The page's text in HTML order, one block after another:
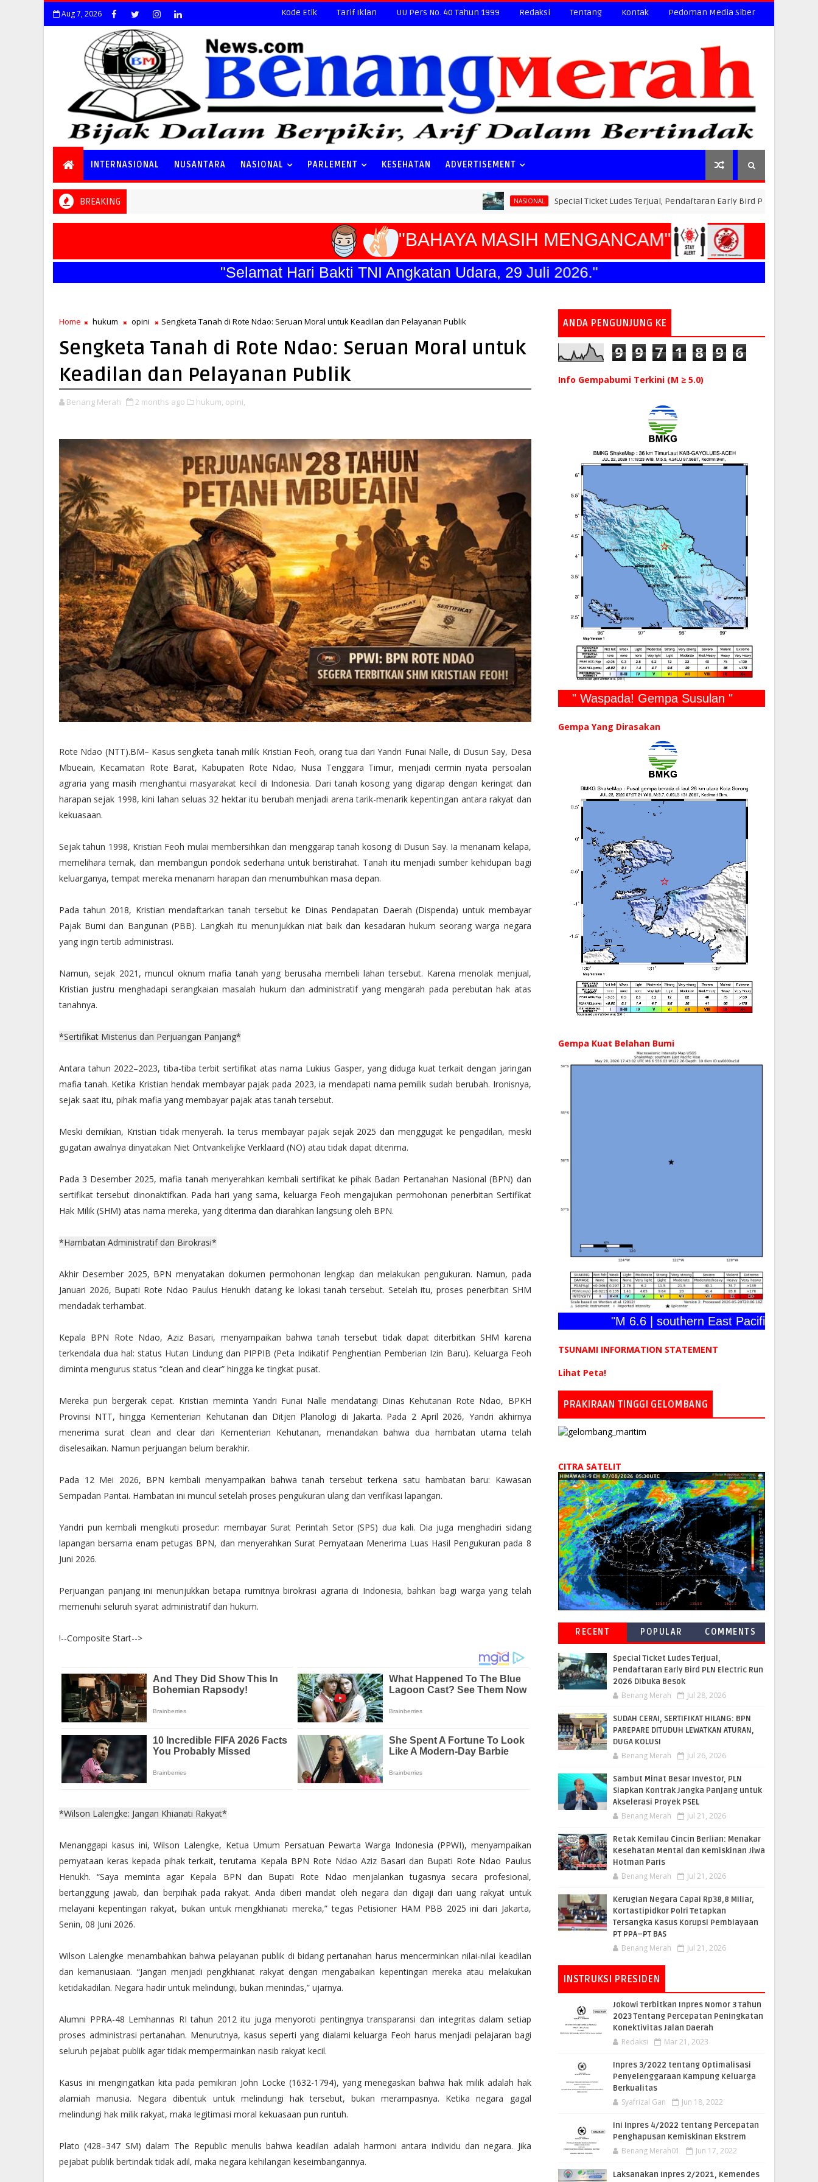
Aug 7, 2026 Kode Etik Tarif Iklan UU Pers No. 40 Tahun 1999 Redaksi Tentang Kontak Pedoman Media Siber
INTERNASIONAL NUSANTARA NASIONAL PARLEMENT KESEHATAN ADVERTISEMENT
BREAKING NASIONAL Special Ticket Ludes Terjual, Pendaftaran Early Bird PLN Electric Run 2026
"BAHAYA MASIH MENGANCAM"
"Selamat Hari Bakti TNI Angkatan Udara, 29 Juli 2026."
Home hukum opini Sengketa Tanah di Rote Ndao: Seruan Moral untuk Keadilan dan Pelayanan Publik
Sengketa Tanah di Rote Ndao: Seruan Moral untuk
Keadilan dan Pelayanan Publik
Benang Merah 2 months ago hukum, opini,
Rote Ndao (NTT).BM– Kasus sengketa tanah milik Kristian Feoh, orang tua dari Yandri Funai Nalle, di Dusun Say, Desa
Mbueain, Kecamatan Rote Barat, Kabupaten Rote Ndao, Nusa Tenggara Timur, menjadi cermin nyata persoalan
agraria yang masih menghantui masyarakat kecil di Indonesia. Dari tanah kosong yang digarap dengan keringat dan
harapan sejak 1998, kini lahan seluas 32 hektar itu berubah menjadi arena tarik-menarik kepentingan antara rakyat dan
kekuasaan.
Sejak tahun 1998, Kristian Feoh mulai membersihkan dan menggarap tanah kosong di Dusun Say. Ia menanam kelapa,
memelihara ternak, dan membangun pondok sederhana untuk beristirahat. Tanah itu menjadi sumber kehidupan bagi
keluarganya, tempat mereka menanam harapan dan menumbuhkan masa depan.
Pada tahun 2018, Kristian mendaftarkan tanah tersebut ke Dinas Pendapatan Daerah (Dispenda) untuk membayar
Pajak Bumi dan Bangunan (PBB). Langkah itu menunjukkan niat baik dan kesadaran hukum seorang warga negara
yang ingin tertib administrasi.
Namun, sejak 2021, muncul oknum mafia tanah yang berusaha membeli lahan tersebut. Karena menolak menjual,
Kristian justru menghadapi serangkaian masalah hukum dan administratif yang mengarah pada perebutan hak atas
tanahnya.
*Sertifikat Misterius dan Perjuangan Panjang*
Antara tahun 2022–2023, tiba-tiba terbit sertifikat atas nama Lukius Gasper, yang diduga kuat terkait dengan jaringan
mafia tanah. Ketika Kristian hendak membayar pajak pada 2023, ia mendapati nama pemilik sudah berubah. Ironisnya,
sejak saat itu, pihak mafia yang membayar pajak atas tanah tersebut.
Meski demikian, Kristian tidak menyerah. Ia terus membayar pajak sejak 2025 dan menggugat ke pengadilan, meski
gugatan awalnya dinyatakan Niet Ontvankelijke Verklaard (NO) atau tidak dapat diterima.
Pada 3 Desember 2025, mafia tanah menyerahkan kembali sertifikat ke pihak Badan Pertanahan Nasional (BPN) dan
sertifikat tersebut dinonaktifkan. Pada hari yang sama, keluarga Feoh mengajukan permohonan penerbitan Sertifikat
Hak Milik (SHM) atas nama mereka, yang diterima dan diarahkan langsung oleh BPN.
*Hambatan Administratif dan Birokrasi*
Akhir Desember 2025, BPN menyatakan dokumen permohonan lengkap dan melakukan pengukuran. Namun, pada
Januari 2026, Bupati Rote Ndao Paulus Henukh datang ke lokasi tanah tersebut. Setelah itu, proses penerbitan SHM
mendadak terhambat.
Kepala BPN Rote Ndao, Aziz Basari, menyampaikan bahwa tanah tersebut tidak dapat diterbitkan SHM karena
terkendala dua hal: status Hutan Lindung dan PIPPIB (Peta Indikatif Penghentian Pemberian Izin Baru). Keluarga Feoh
diminta mengurus status “clean and clear” hingga ke tingkat pusat.
Mereka pun bergerak cepat. Kristian meminta Yandri Funai Nalle mendatangi Dinas Kehutanan Rote Ndao, BPKH
Provinsi NTT, hingga Kementerian Kehutanan dan Ditjen Planologi di Jakarta. Pada 2 April 2026, Yandri akhirnya
menerima surat clean and clear dari Kementerian Kehutanan, menandakan bahwa dua hambatan utama telah
diselesaikan. Namun perjuangan belum berakhir.
Pada 12 Mei 2026, BPN kembali menyampaikan bahwa tanah tersebut terkena satu hambatan baru: Kawasan
Sempadan Pantai. Hambatan ini muncul setelah proses pengukuran ulang dan verifikasi lapangan.
Yandri pun kembali mengikuti prosedur: membayar Surat Perintah Setor (SPS) dua kali. Dia juga menghadiri sidang
lapangan bersama enam petugas BPN, dan menyerahkan Surat Pernyataan Menerima Luas Hasil Pengukuran pada 8
Juni 2026.
Perjuangan panjang ini menunjukkan betapa rumitnya birokrasi agraria di Indonesia, bahkan bagi warga yang telah
memenuhi seluruh syarat administratif dan hukum.
!--Composite Start-->
*Wilson Lalengke: Jangan Khianati Rakyat*
Menanggapi kasus ini, Wilson Lalengke, Ketua Umum Persatuan Pewarta Warga Indonesia (PPWI), menyampaikan
pernyataan keras kepada pihak terkait, terutama Kepala BPN Rote Ndao Aziz Basari dan Bupati Rote Ndao Paulus
Henukh. “Saya meminta agar Kepala BPN dan Bupati Rote Ndao menjalankan tugasnya secara profesional,
bertanggung jawab, dan berpihak pada rakyat. Anda diberi mandat oleh negara dan digaji dari uang rakyat untuk
melayani kepentingan rakyat, bukan untuk mengkhianati mereka,” tegas Petisioner HAM PBB 2025 ini dari Jakarta,
Senin, 08 Juni 2026.
Wilson Lalengke menambahkan bahwa pelayanan publik di bidang pertanahan harus mencerminkan nilai-nilai keadilan
dan kemanusiaan. “Jangan menjadi pengkhianat rakyat dengan mengabaikan kepentingan mereka atau melakukan
ketidakadilan. Negara hadir untuk melindungi, bukan menindas,” ujarnya.
Alumni PPRA-48 Lemhannas RI tahun 2012 itu juga menyoroti pentingnya transparansi dan integritas dalam setiap
proses administrasi pertanahan. Menurutnya, kasus seperti yang dialami keluarga Feoh harus menjadi pelajaran bagi
seluruh pejabat publik agar tidak mempermainkan nasib rakyat kecil.
Kasus ini mengingatkan kita pada pemikiran John Locke (1632-1794), yang menegaskan bahwa hak milik adalah hak
alamiah manusia. Negara dibentuk untuk melindungi hak tersebut, bukan merampasnya. Ketika negara gagal
melindungi hak milik rakyat, maka legitimasi moral kekuasaan pun runtuh.
Plato (428–347 SM) dalam The Republic menulis bahwa keadilan adalah harmoni antara individu dan negara. Jika
pejabat publik bertindak tidak adil, maka negara kehilangan keseimbangannya.
ANDA PENGUNJUNG KE
9 9 7 1 8 9 6
Info Gempabumi Terkini (M ≥ 5.0)
" Waspada! Gempa Susulan "
Gempa Yang Dirasakan
Gempa Kuat Belahan Bumi
"M 6.6 | southern East Pacific Rise |
TSUNAMI INFORMATION STATEMENT
Lihat Peta!
PRAKIRAAN TINGGI GELOMBANG
CITRA SATELIT
RECENT POPULAR COMMENTS
Special Ticket Ludes Terjual,
Pendaftaran Early Bird PLN Electric Run
2026 Dibuka Besok
Benang Merah Jul 28, 2026
SUDAH CERAI, SERTIFIKAT HILANG: BPN
PAREPARE DITUDUH LEWATKAN ATURAN,
DUGA KOLUSI
Benang Merah Jul 26, 2026
Sambut Minat Besar Investor, PLN
Siapkan Kontrak Jangka Panjang untuk
Akselerasi Proyek PSEL
Benang Merah Jul 21, 2026
Retak Kemilau Cincin Berlian: Menakar
Kesehatan Mental dan Kemiskinan Jiwa
Hotman Paris
Benang Merah Jul 21, 2026
Kerugian Negara Capai Rp38,8 Miliar,
Kortastipidkor Polri Tetapkan
Tersangka Kasus Korupsi Pembiayaan
PT PPA–PT BAS
Benang Merah Jul 21, 2026
INSTRUKSI PRESIDEN
Jokowi Terbitkan Inpres Nomor 3 Tahun
2023 Tentang Percepatan Peningkatan
Konektivitas Jalan Daerah
Redaksi Mar 21, 2023
Inpres 3/2022 tentang Optimalisasi
Penyelenggaraan Kampung Keluarga
Berkualitas
Syafrizal Gan Jun 18, 2022
Ini Inpres 4/2022 tentang Percepatan
Penghapusan Kemiskinan Ekstrem
Benang Merah01 Jun 17, 2022
Laksanakan Inpres 2/2021, Kemendes